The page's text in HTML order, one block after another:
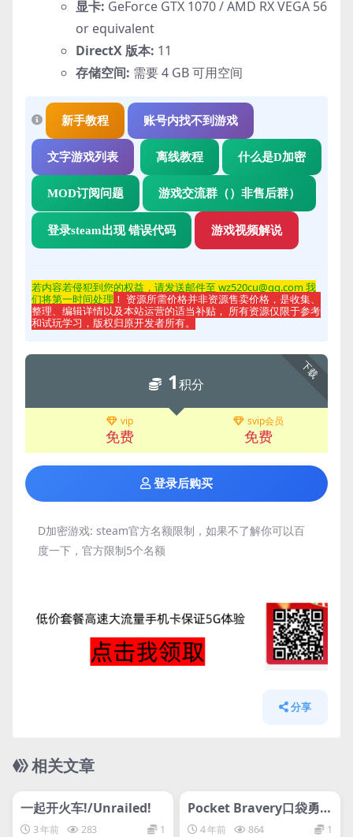
显卡: GeForce GTX 1070 / AMD RX VEGA 56
or equivalent
DirectX 版本: 11
存储空间: 需要 4 GB 可用空间
新手教程 账号内找不到游戏
文字游戏列表 离线教程 什么是D加密
MOD订阅问题 游戏交流群（）非售后群）
登录steam出现 错误代码 游戏视频解说
若内容若侵犯到您的权益，请发送邮件至 wz520cu@qq.com 我
们将第一时间处理 ！ 资源所需价格并非资源售卖价格，是收集、
整理、编辑详情以及本站运营的适当补贴， 所有资源仅限于参考
和试玩学习，版权归原开发者所有。
下载
1积分
vip
免费
svip会员
免费
登录后购买
D加密游戏: steam官方名额限制，如果不了解你可以百
度一下，官方限制5个名额
分享
相关文章
svip专属
一起开火车!/Unrailed!
3 年前 283 1
svip专属
Pocket Bravery口袋勇
者/Pocket Bravery
4 年前 864 1